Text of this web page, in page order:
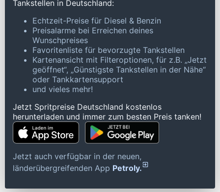
Tankstellen in Deutschland:
Echtzeit-Preise für Diesel & Benzin
Preisalarme bei Erreichen deines
Wunschpreises
Favoritenliste für bevorzugte Tankstellen
Kartenansicht mit Filteroptionen, für z.B. „Jetzt
geöffnet“, „Günstigste Tankstellen in der Nähe“
oder Tankkartensupport
und vieles mehr!
Jetzt Spritpreise Deutschland kostenlos
herunterladen und immer zum besten Preis tanken!
Jetzt auch verfügbar in der neuen,
länderübergreifenden App Petroly.